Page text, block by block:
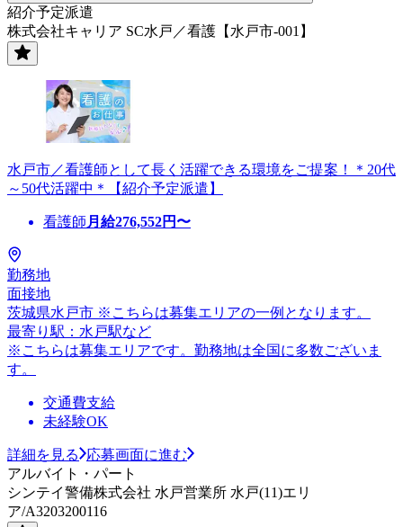
紹介予定派遣
株式会社キャリア SC水戸／看護【水戸市-001】
水戸市／看護師として長く活躍できる環境をご提案！＊20代
～50代活躍中＊【紹介予定派遣】
看護師 月給276,552円〜
勤務地
面接地
茨城県水戸市 ※こちらは募集エリアの一例となります。
最寄り駅：水戸駅など
※こちらは募集エリアです。勤務地は全国に多数ございま
す。
交通費支給
未経験OK
詳細を見る
応募画面に進む
アルバイト・パート
シンテイ警備株式会社 水戸営業所 水戸(11)エリ
ア/A3203200116